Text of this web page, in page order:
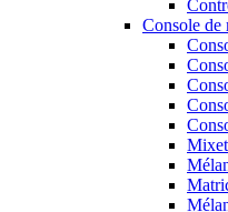
Console de